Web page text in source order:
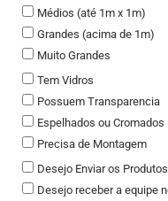
Médios (até 1m x 1m)
Grandes (acima de 1m)
Muito Grandes
Tem Vidros
Possuem Transparencia
Espelhados ou Cromados
Precisa de Montagem
Desejo Enviar os Produtos
Desejo receber a equipe